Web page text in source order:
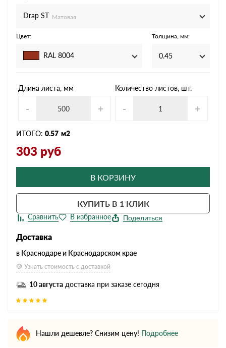
Drap ST Матовая
Цвет:
RAL 8004
Толщина, мм:
0.45
Длина листа, мм
- +
Количество листов, шт.
- +
ИТОГО: 0.57 м2
303 руб
В КОРЗИНУ
КУПИТЬ В 1 КЛИК
Поделиться
Доставка
в Краснодаре и Краснодарском крае
Узнать стоимость с доставкой
10 августа доставка при заказе сегодня
Нашли дешевле? Снизим цену! Подробнее